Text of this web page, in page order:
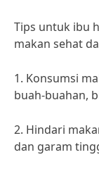
Tips untuk ibu
makan sehat
1. Konsumsi
buah-buahan,
2. Hindari
dan garam